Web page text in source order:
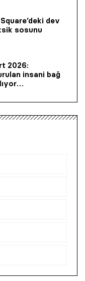
dev
sosunu
2026:
insani bağ